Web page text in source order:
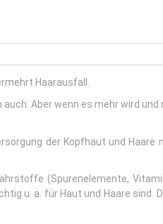
Haarausfall.
Aber wenn es mehr wird und
der Kopfhaut und
(Spurenelemente,
u. a. für Haut und Haare sind.